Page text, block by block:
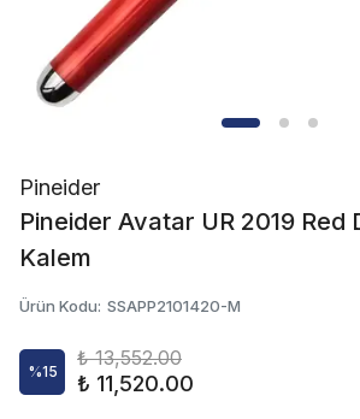
Pineider
Pineider Avatar UR 2019 Red
Kalem
Ürün Kodu: SSAPP2101420-M
%15
₺ 13,552.00
₺ 11,520.00